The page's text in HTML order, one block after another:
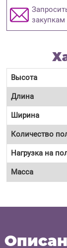
закупкам
Высота
Длина
Ширина
Количество
Нагрузка на
Масса